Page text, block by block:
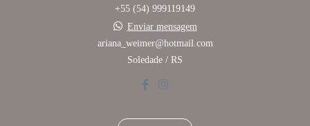
+55 (54) 999119149
Enviar mensagem
ariana_weimer@hotmail.com
Soledade / RS